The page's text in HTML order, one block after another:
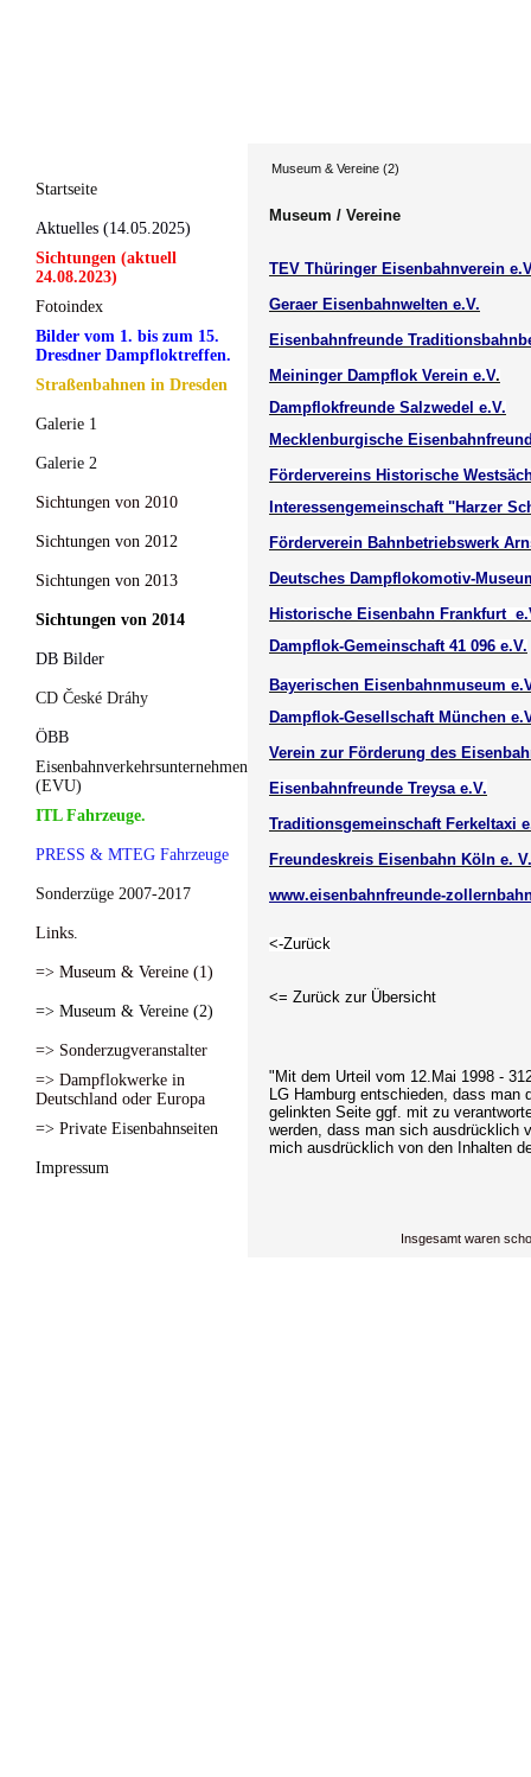
Startseite
Aktuelles (14.05.2025)
Sichtungen (aktuell
24.08.2023)
Fotoindex
Bilder vom 1. bis zum 15.
Dresdner Dampfloktreffen.
Straßenbahnen in Dresden
Galerie 1
Galerie 2
Sichtungen von 2010
Sichtungen von 2012
Sichtungen von 2013
Sichtungen von 2014
DB Bilder
CD České Dráhy
ÖBB
Eisenbahnverkehrsunternehmen
(EVU)
ITL Fahrzeuge.
PRESS & MTEG Fahrzeuge
Sonderzüge 2007-2017
Links.
=> Museum & Vereine (1)
=> Museum & Vereine (2)
=> Sonderzugveranstalter
=> Dampflokwerke in
Deutschland oder Europa
=> Private Eisenbahnseiten
Impressum
Museum & Vereine (2)
Museum / Vereine
TEV Thüringer Eisenbahnverein
Geraer Eisenbahnwelten e.V.
Eisenbahnfreunde
Meininger Dampflok Verein e.V.
Dampflokfreunde Salzwedel e.V.
Mecklenburgische
Fördervereins Historische
Interessengemeinschaft "Harzer
Förderverein Bahnbetriebswerk
Deutsches Dampflokomotiv-
Historische Eisenbahn Frankfurt
Dampflok-Gemeinschaft 41 096 e.V.
Bayerischen Eisenbahnmuseum
Dampflok-Gesellschaft München
Verein zur Förderung des
Eisenbahnfreunde Treysa e.V.
Traditionsgemeinschaft Ferkeltaxi
Freundeskreis Eisenbahn Köln e. V.
www.eisenbahnfreunde-
<-Zurück
<= Zurück zur Übersicht
"Mit dem Urteil vom 12.Mai 1998 -
LG Hamburg entschieden, dass
gelinkten Seite ggf. mit zu
werden, dass man sich ausdrücklich
mich ausdrücklich von den Inhalten
Insgesamt waren